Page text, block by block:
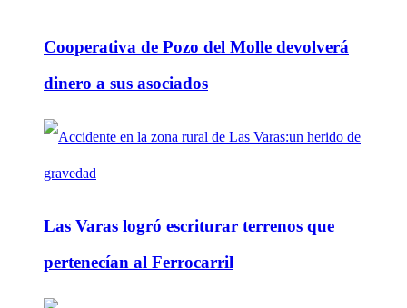
Cooperativa de Pozo del Molle devolverá
dinero a sus asociados
Las Varas logró escriturar terrenos que
pertenecían al Ferrocarril